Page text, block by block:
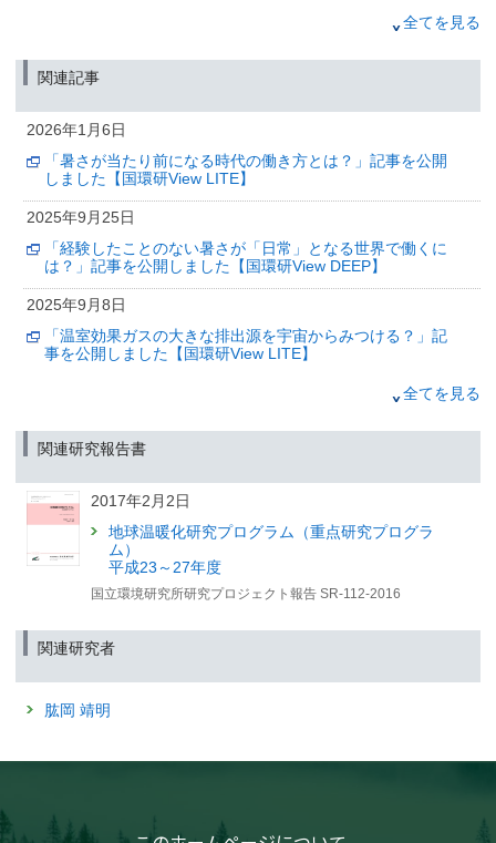
気候変動と超高齢社会により21世紀半ばに向けて熱中症死
亡者数が増加する
（筑波研究学園都市記者会、環境省記者クラブ、環境記者会同時配付）
気候変動リスク産官学連携ネットワーク公開シンポジウム
て～ 開催のお知らせ
（筑波研究学園都市記者会配布（環境省、文部科学省、国土交通省、金融庁
同旨発表））
2025年9月25日
は？」記事を公開しました【国環研View DEEP】
高齢化と気候変動が救急医療体制に及ぼす将来的影響を
〜長崎大学・東京大学・国立環境研究所の共同研究に
より、日本全国を対象に2099年までの救急搬送需要を推
（筑波研究学園都市記者会、環境省記者クラブ、環境記者会、文部科学記者
会、厚生労働記者会）
2025年9月8日
温暖化による春の早まりは
高山帯の紅葉の色づきを弱くする
（筑波研究学園都市記者会、環境省記者クラブ、環境記者会同時配付）
2025年9月8日
「温室効果ガスの大きな排出源を宇宙からみつける？」記
2025年8月26日
—半世紀前に考案された理論を実用化—
全てを見る
関連記事
2026年1月6日
「暑さが当たり前になる時代の働き方とは？」記事を公開
しました【国環研View LITE】
2025年9月25日
「経験したことのない暑さが「日常」となる世界で働くに
は？」記事を公開しました【国環研View DEEP】
2025年9月8日
「温室効果ガスの大きな排出源を宇宙からみつける？」記
事を公開しました【国環研View LITE】
いに宇宙へ」記事を公開しました【国環研View DEEP】
2025年7月9日
「「今年、ヒバリはいつ鳴いた？」—“季節のズレ”を追う全
国の観察者たちとは？」記事を公開しました【国環研View
2025年5月7日
めて」記事を公開しました【国環研View DEEP】
「永久凍土は日本にも存在する？」記事を公開しました
【国環研View LITE】
全てを見る
関連研究報告書
2017年2月2日
地球温暖化研究プログラム（重点研究プログラ
ム）
平成23～27年度
国立環境研究所研究プロジェクト報告 SR-112-2016
関連研究者
肱岡 靖明